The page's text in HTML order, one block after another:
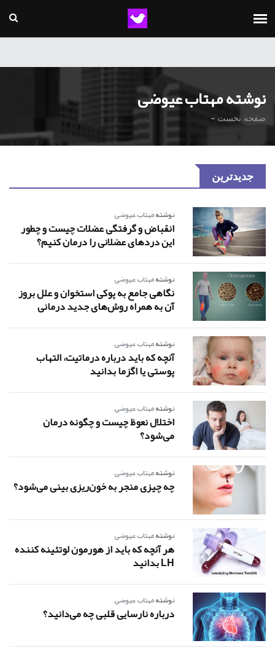
نوشته مهتاب عیوضی
صفحه نخست -
جدیدترین
نوشتهمهتاب عیوضی
انقباض و گرفتگی عضلات چیست و چطور
این دردهای عضلانی را درمان کنیم؟
نوشتهمهتاب عیوضی
نگاهی جامع به پوکی استخوان و علل بروز
آن به همراه روش‌های جدید درمانی
نوشتهمهتاب عیوضی
آنچه که باید درباره درماتیت، التهاب
پوستی یا اگزما بدانید
نوشتهمهتاب عیوضی
اختلال نعوظ چیست و چگونه درمان
می‌شود؟
نوشتهمهتاب عیوضی
چه چیزی منجر به خون‌ریزی بینی می‌شود؟
نوشتهمهتاب عیوضی
هر آنچه که باید از هورمون لوتئینه کننده
LH بدانید
نوشتهمهتاب عیوضی
درباره نارسایی قلبی چه می‌دانید؟